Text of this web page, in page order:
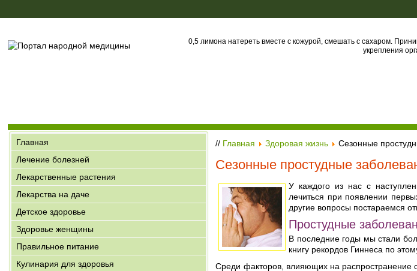
0,5 лимона натереть вместе с кожурой, смешать с сахаром.
укрепления
Главная
Лечение болезней
Лекарственные растения
Лекарства на даче
Детское здоровье
Здоровье женщины
Правильное питание
Кулинария для здоровья
// Главная Здоровая жизнь Сезонные
Сезонные простудные
У каждого из нас с
лечиться при появлении
другие вопросы постараемся
Простудные
В последние годы мы стали
книгу рекордов Гиннеса по
Среди факторов, влияющих на распространение